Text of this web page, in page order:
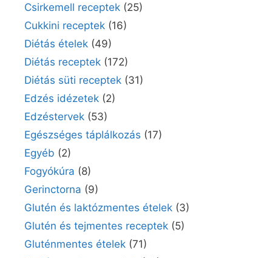
Csirkemell receptek (25)
Cukkini receptek (16)
Diétás ételek (49)
Diétás receptek (172)
Diétás süti receptek (31)
Edzés idézetek (2)
Edzéstervek (53)
Egészséges táplálkozás (17)
Egyéb (2)
Fogyókúra (8)
Gerinctorna (9)
Glutén és laktózmentes ételek (3)
Glutén és tejmentes receptek (5)
Gluténmentes ételek (71)